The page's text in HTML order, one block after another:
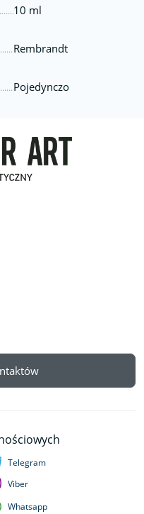
10 ml
Rembrandt
Pojedynczo
Telegram
Viber
Whatsapp